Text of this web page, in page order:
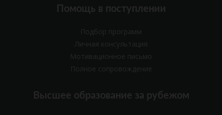
Помощь в поступлении
Подбор программ
Личная консультация
Мотивационное письмо
Полное сопровождение
Высшее образование за рубежом